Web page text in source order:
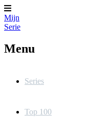
Mijn
Serie
Menu
Series
Top 100